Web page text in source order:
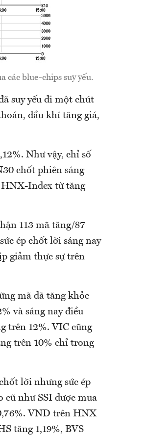
các blue-chips suy yếu.
suy yếu đi một chút
dầu khí tăng giá,
Như vậy, chỉ số
chốt phiên sáng
HNX-Index từ tăng
113 mã tăng/87
ép chốt lời sáng nay
giảm thực sự trên
mã đã tăng khỏe
và sáng nay điều
trên 12%. VIC cũng
trên 10% chỉ trong
lời nhưng sức ép
cũ như SSI được mua
VND trên HNX
tăng 1,19%, BVS